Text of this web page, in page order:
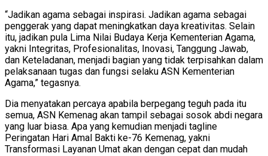
“Jadikan agama sebagai inspirasi. Jadikan agama sebagai
penggerak yang dapat meningkatkan daya kreativitas. Selain
itu, jadikan pula Lima Nilai Budaya Kerja Kementerian Agama,
yakni Integritas, Profesionalitas, Inovasi, Tanggung Jawab,
dan Keteladanan, menjadi bagian yang tidak terpisahkan dalam
pelaksanaan tugas dan fungsi selaku ASN Kementerian
Agama,” tegasnya.
Dia menyatakan percaya apabila berpegang teguh pada itu
semua, ASN Kemenag akan tampil sebagai sosok abdi negara
yang luar biasa. Apa yang kemudian menjadi tagline
Peringatan Hari Amal Bakti ke-76 Kemenag, yakni
Transformasi Layanan Umat akan dengan cepat dan mudah